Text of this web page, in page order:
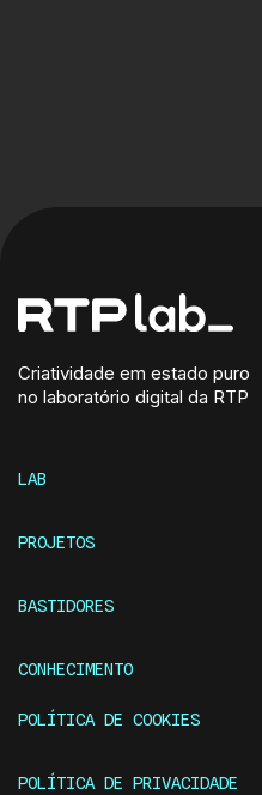
Criatividade em estado puro
no laboratório digital da RTP
LAB
PROJETOS
BASTIDORES
CONHECIMENTO
POLÍTICA DE COOKIES
POLÍTICA DE PRIVACIDADE